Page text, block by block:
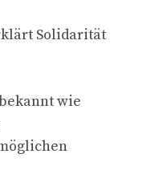
Solidarität
wie